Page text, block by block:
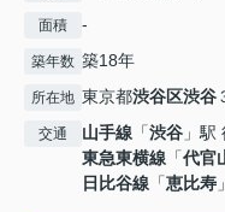
面積 -
築年数 築18年
所在地 東京都渋谷区渋谷
交通 山手線 「渋谷 」駅
東急東横線 「代官
日比谷線 「恵比寿